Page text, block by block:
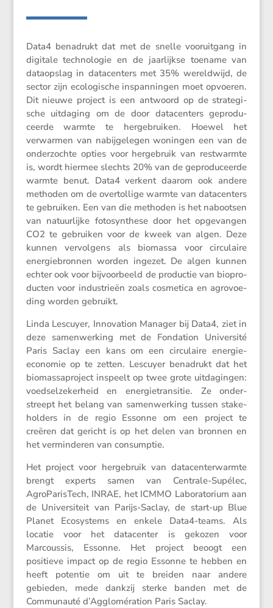
Data4 benadrukt dat met de snelle vooruit­gang in
digitale techno­logie en de jaarlijkse toename van
dataop­slag in datacen­ters met 35% wereld­wijd, de
sector zijn ecolo­gi­sche inspan­ningen moet opvoeren.
Dit nieuwe project is een antwoord op de strate­gi­
sche uitda­ging om de door datacen­ters gepro­du­
ceerde warmte te herge­bruiken. Hoewel het
verwarmen van nabij­ge­legen woningen een van de
onder­zochte opties voor herge­bruik van restwarmte
is, wordt hiermee slechts 20% van de gepro­du­ceerde
warmte benut. Data4 verkent daarom ook andere
methoden om de overtol­lige warmte van datacen­ters
te gebruiken. Een van die methoden is het nabootsen
van natuur­lijke fotosyn­these door het opgevangen
CO2 te gebruiken voor de kweek van algen. Deze
kunnen vervol­gens als biomassa voor circu­laire
energie­bronnen worden ingezet. De algen kunnen
echter ook voor bijvoor­beeld de productie van biopro­
ducten voor industrieën zoals cosme­tica en agrovoe­
ding worden gebruikt.
Linda Lescuyer, Innova­tion Manager bij Data4, ziet in
deze samen­wer­king met de Fonda­tion Univer­sité
Paris Saclay een kans om een circu­laire energie-
economie op te zetten. Lescuyer benadrukt dat het
biomas­sa­pro­ject inspeelt op twee grote uitda­gingen:
voedsel­ze­ker­heid en energie­tran­sitie. Ze onder­
streept het belang van samen­wer­king tussen stake­
hol­ders in de regio Essonne om een project te
creëren dat gericht is op het delen van bronnen en
het vermin­deren van consumptie.
Het project voor herge­bruik van datacen­ter­warmte
brengt experts samen van Centrale-Supélec,
AgroPa­ris­Tech, INRAE, het ICMMO Labora­to­rium aan
de Univer­si­teit van Parijs-Saclay, de start-up Blue
Planet Ecosys­tems en enkele Data4-teams. Als
locatie voor het datacenter is gekozen voor
Marcoussis, Essonne. Het project beoogt een
positieve impact op de regio Essonne te hebben en
heeft potentie om uit te breiden naar andere
gebieden, mede dankzij sterke banden met de
Commu­nauté d’Agglomération Paris Saclay.